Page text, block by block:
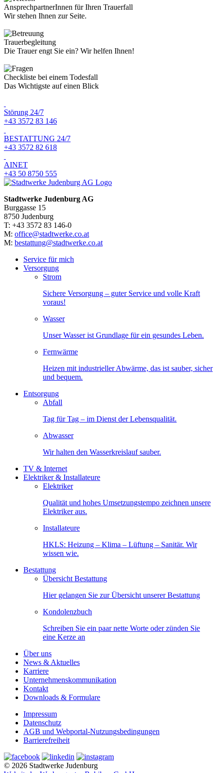
AnsprechpartnerInnen für Ihren Trauerfall
Wir stehen Ihnen zur Seite.
Trauerbegleitung
Die Trauer engt Sie ein? Wir helfen Ihnen!
Checkliste bei einem Todesfall
Das Wichtigste auf einen Blick
Störung 24/7
+43 3572 83 146
BESTATTUNG 24/7
+43 3572 82 618
AINET
+43 50 8750 555
Stadtwerke Judenburg AG
Burggasse 15
8750 Judenburg
T: +43 3572 83 146-0
M: office@stadtwerke.co.at
M: bestattung@stadtwerke.co.at
Service für mich
Versorgung
Strom
Sichere Versorgung – guter Service und volle Kraft
voraus!
Wasser
Unser Wasser ist Grundlage für ein gesundes Leben.
Fernwärme
Heizen mit industrieller Abwärme, das ist sauber, sicher
und bequem.
Entsorgung
Abfall
Tag für Tag – im Dienst der Lebensqualität.
Abwasser
Wir halten den Wasserkreislauf sauber.
TV & Internet
Elektriker & Installateure
Elektriker
Qualität und hohes Umsetzungstempo zeichnen unsere
Elektriker aus.
Installateure
HKLS: Heizung – Klima – Lüftung – Sanitär. Wir
wissen wie.
Bestattung
Übersicht Bestattung
Hier gelangen Sie zur Übersicht unserer Bestattung
Kondolenzbuch
Schreiben Sie ein paar nette Worte oder zünden Sie
eine Kerze an
Über uns
News & Aktuelles
Karriere
Unternehmenskommunikation
Kontakt
Downloads & Formulare
Impressum
Datenschutz
AGB und Webportal-Nutzungsbedingungen
Barrierefreiheit
© 2026 Stadtwerke Judenburg